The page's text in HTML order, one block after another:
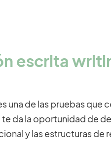
escrita
una de las pruebas que
te da la oportunidad de
y las estructuras de